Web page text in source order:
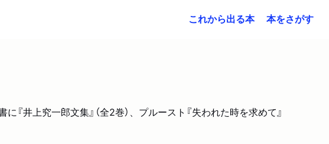
これから出る本 本をさがす
井上究一郎文集』（全2巻）、プルースト『失われた時を求めて』